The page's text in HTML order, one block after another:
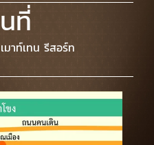
ที่
มาท์เทน รีสอร์ท